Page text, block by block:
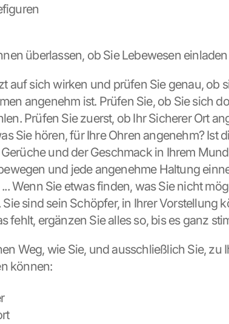
überlassen, ob Sie Lebewesen
auf sich wirken und prüfen Sie genau, ob
angenehm ist. Prüfen Sie, ob Sie sich
Prüfen Sie zuerst, ob Ihr Sicherer Ort
Sie hören, für Ihre Ohren angenehm? Ist
und der Geschmack in Ihrem
und jede angenehme Haltung
Wenn Sie etwas finden, was Sie nicht
sind sein Schöpfer, in Ihrer Vorstellung
fehlt, ergänzen Sie alles so, bis es ganz
Weg, wie Sie, und ausschließlich Sie, zu
können: